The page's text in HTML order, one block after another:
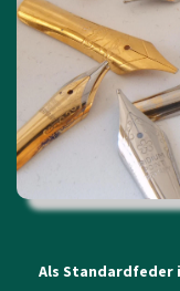
Als Standardfeder